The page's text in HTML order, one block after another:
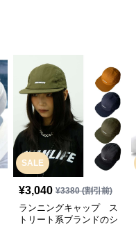
SALE
¥3,040 ¥3380(割引前)
ランニングキャップ ス
トリート系ブランドのシ